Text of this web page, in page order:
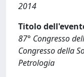
2014
Titolo
87° Congresso
Congresso della
Petrologia